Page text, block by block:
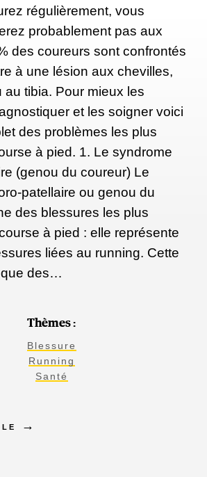
régulièrement, vous
probablement pas aux
des coureurs sont confrontés
à une lésion aux chevilles,
tibia. Pour mieux les
et les soigner voici
des problèmes les plus
à pied. 1. Le syndrome
(genou du coureur) Le
patellaire ou genou du
des blessures les plus
à pied : elle représente
liées au running. Cette
des…
Thèmes :
Blessure
Running
Santé